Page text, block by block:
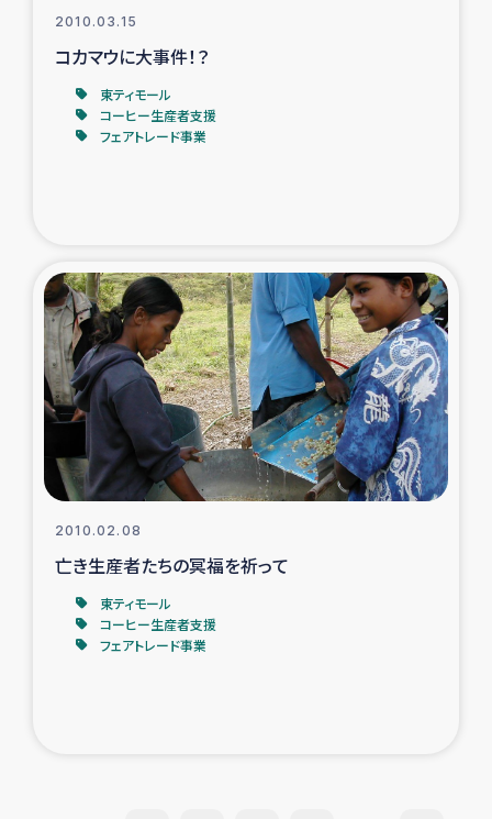
2010.03.15
コカマウに大事件！？
東ティモール
コーヒー生産者支援
フェアトレード事業
2010.02.08
亡き生産者たちの冥福を祈って
東ティモール
コーヒー生産者支援
フェアトレード事業